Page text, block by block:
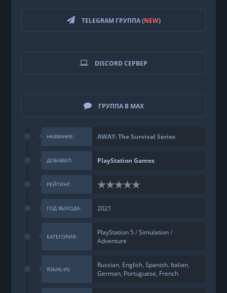
TELEGRAM ГРУППА (NEW)
DISCORD СЕРВЕР
ГРУППА В MAX
НАЗВАНИЕ: AWAY: The Survival Series
ДОБАВИЛ: PlayStation Games
РЕЙТИНГ:
ГОД ВЫХОДА: 2021
КАТЕГОРИЯ: PlayStation 5 /Simulation/
Adventure
ЯЗЫК(-И): Russian, English,Spanish, Italian,
German, Portuguese, French